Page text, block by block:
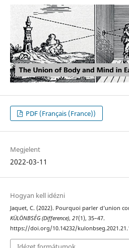
PDF (Français (France))
Megjelent
2022-03-11
Hogyan kell idézni
Jaquet, C. (2022). Pourquoi parler d’union
KÜLÖNBSÉG (Difference), 21(1), 35–47.
https://doi.org/10.14232/